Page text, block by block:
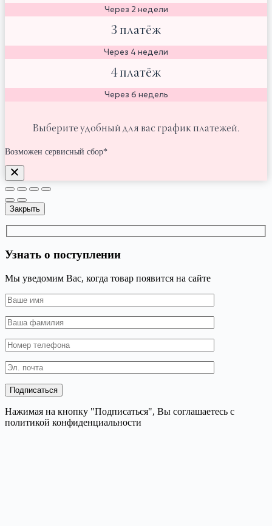
Через 2 недели
3 платёж
Через 4 недели
4 платёж
Через 6 недель
Выберите удобный для вас график платежей.
Возможен сервисный сбор*
Закрыть
Узнать о поступлении
Мы уведомим Вас, когда товар появится на сайте
Нажимая на кнопку "Подписаться", Вы соглашаетесь с
политикой конфиденциальности